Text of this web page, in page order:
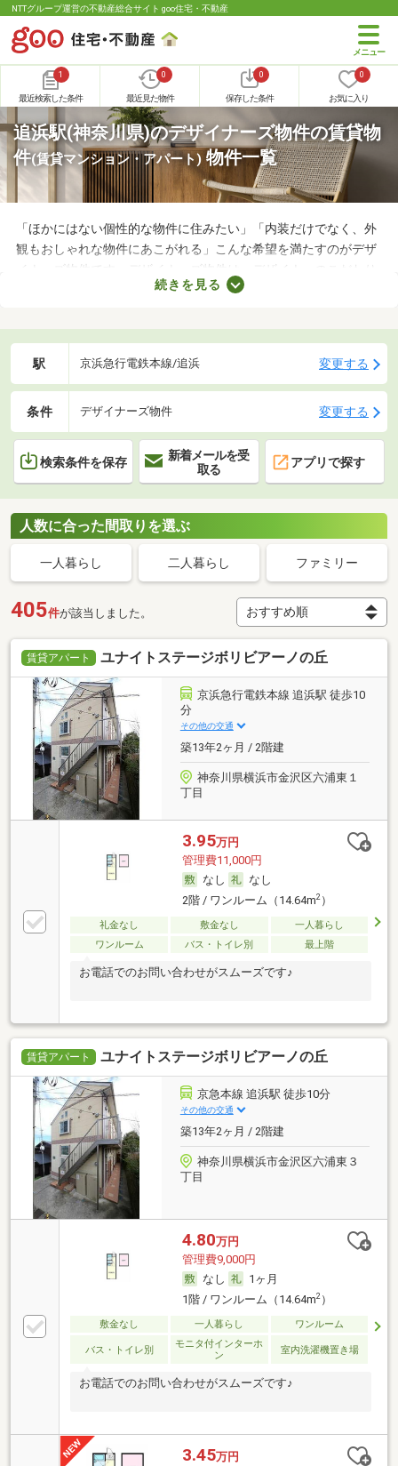
NTTグループ運営の不動産総合サイト goo住宅・不動産
1
最近検索した条件
0
最近見た物件
0
保存した条件
0
お気に入り
追浜駅(神奈川県)のデザイナーズ物件の賃貸物
件(賃貸マンション・アパート)物件一覧
「ほかにはない個性的な物件に住みたい」「内装だけでなく、外
観もおしゃれな物件にあこがれる」こんな希望を満たすのがデザ
イナーズ物件です。デザイナーズ物件は、デザイナーのこだわり
が詰められたおしゃれな建物であることがポイント。ここでデザ
くださいね。
続きを見る
駅 京浜急行電鉄本線/追浜 変更する
条件 デザイナーズ物件 変更する
検索条件を保存
新着メールを受
取る
アプリで探す
人数に合った間取りを選ぶ
一人暮らし 二人暮らし ファミリー
405件が該当しました。
賃貸アパート ユナイトステージボリビアーノの丘
京浜急行電鉄本線 追浜駅 徒歩10
分
その他の交通
築13年2ヶ月 / 2階建
神奈川県横浜市金沢区六浦東１
丁目
3.95万円
管理費11,000円
なし
なし
2階 / ワンルーム（14.64m2）
礼金なし 敷金なし
一人暮らし
ワンルーム
バス・トイレ別 最上階
お電話でのお問い合わせがスムーズです♪
賃貸アパート ユナイトステージボリビアーノの丘
京急本線 追浜駅 徒歩10分
その他の交通
築13年2ヶ月 / 2階建
神奈川県横浜市金沢区六浦東３
丁目
4.80万円
管理費9,000円
なし
1ヶ月
1階 / ワンルーム（14.64m2）
敷金なし 一人暮らし ワンルーム
バス・トイレ別
モニタ付インターホ
ン
室内洗濯機置き場
お電話でのお問い合わせがスムーズです♪
3.45万円